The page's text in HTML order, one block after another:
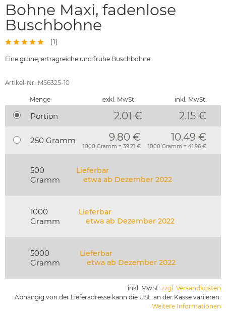
Bohne Maxi, fadenlose
Buschbohne
(1)
Eine grüne, ertragreiche und frühe Buschbohne
Artikel-Nr.: M56325-10
Menge exkl. MwSt. inkl. MwSt.
Portion 2.01 € 2.15 €
250 Gramm 9.80 €
1000 Gramm = 39.21 €
10.49 €
1000 Gramm = 41.96 €
500
Gramm
Lieferbar
etwa ab Dezember 2022
1000
Gramm
Lieferbar
etwa ab Dezember 2022
5000
Gramm
Lieferbar
etwa ab Dezember 2022
inkl. MwSt. zzgl. Versandkosten
Abhängig von der Lieferadresse kann die USt. an der Kasse variieren.
Weitere Informationen